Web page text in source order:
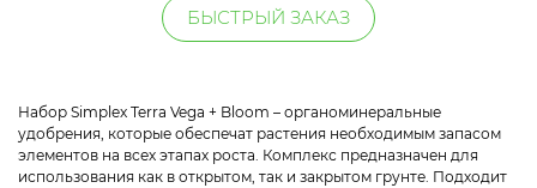
БЫСТРЫЙ ЗАКАЗ
Набор Simplex Terra Vega + Bloom – органоминеральные
удобрения, которые обеспечат растения необходимым запасом
элементов на всех этапах роста. Комплекс предназначен для
использования как в открытом, так и закрытом грунте. Подходит